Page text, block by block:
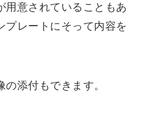
用意されていることもあ
プレートにそって内容を
の添付もできます。